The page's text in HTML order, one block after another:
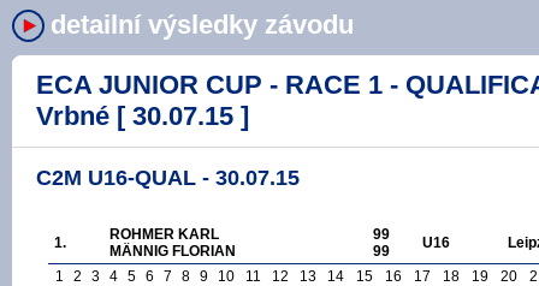
detailní výsledky závodu
ECA JUNIOR CUP - RACE 1 -
Vrbné [ 30.07.15 ]
C2M U16-QUAL - 30.07.15
1.
ROHMER KARL
MÄNNIG FLORIAN
99
99
U16
1
2 3 4 5 6 7 8 9 10 11 12 13 14 15 16 17 18 19 20